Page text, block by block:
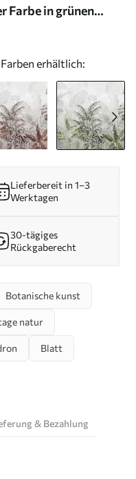
Farbe in grünen
erhältlich:
Lieferbereit in 1–3
Werktagen
30-tägiges
Rückgaberecht
Botanische kunst
natur
Blatt
& Bezahlung